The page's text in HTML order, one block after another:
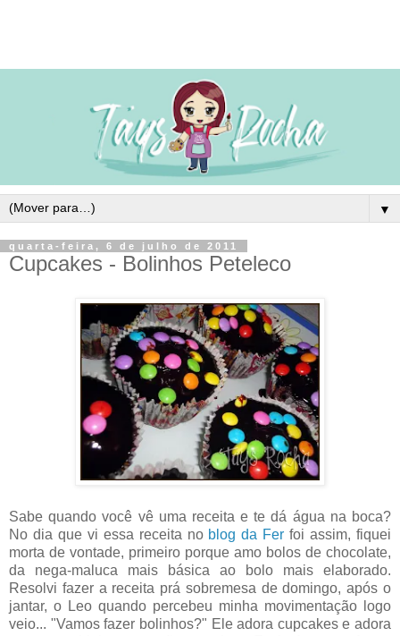
▼
quarta-feira, 6 de julho de 2011
Cupcakes - Bolinhos Peteleco
Sabe quando você vê uma receita e te dá água na boca?
No dia que vi essa receita no blog da Fer foi assim, fiquei
morta de vontade, primeiro porque amo bolos de chocolate,
da nega-maluca mais básica ao bolo mais elaborado.
Resolvi fazer a receita prá sobremesa de domingo, após o
jantar, o Leo quando percebeu minha movimentação logo
veio... "Vamos fazer bolinhos?" Ele adora cupcakes e adora